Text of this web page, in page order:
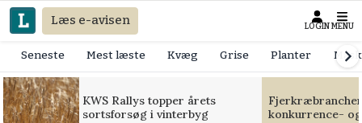
Læs e-avisen LOGIN MENU
Seneste Mest læste Kvæg Grise Planter
KWS Rallys topper årets
sortsforsøg i vinterbyg
konkurrence-